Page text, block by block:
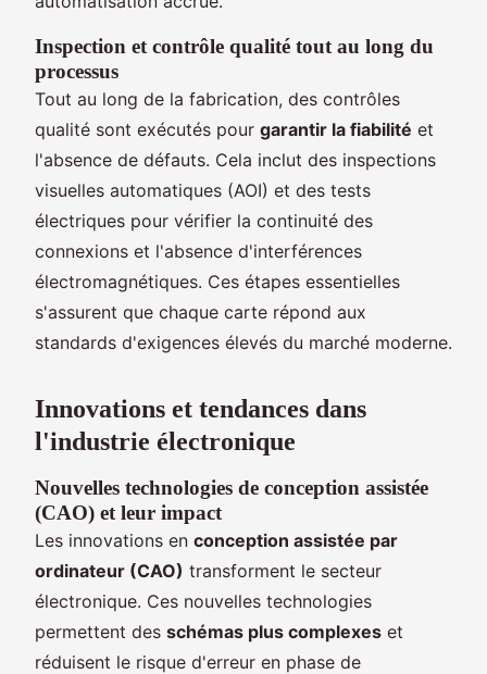
Inspection et contrôle qualité tout au long du
processus
Tout au long de la fabrication, des contrôles
qualité sont exécutés pour garantir la fiabilité et
l'absence de défauts. Cela inclut des inspections
visuelles automatiques (AOI) et des tests
électriques pour vérifier la continuité des
connexions et l'absence d'interférences
électromagnétiques. Ces étapes essentielles
s'assurent que chaque carte répond aux
standards d'exigences élevés du marché moderne.
Innovations et tendances dans
l'industrie électronique
Nouvelles technologies de conception assistée
(CAO) et leur impact
Les innovations en conception assistée par
ordinateur (CAO) transforment le secteur
électronique. Ces nouvelles technologies
permettent des schémas plus complexes et
réduisent le risque d'erreur en phase de